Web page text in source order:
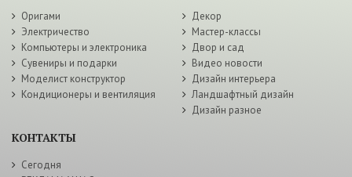
Оригами
Электричество
Компьютеры и электроника
Сувениры и подарки
Моделист конструктор
Кондиционеры и вентиляция
Декор
Мастер-классы
Двор и сад
Видео новости
Дизайн интерьера
Ландшафтный дизайн
Дизайн разное
КОНТАКТЫ
Сегодня